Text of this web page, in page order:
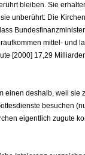
bleiben. Sie
unberührt: Die
mittel- und
[2000] 17,29
einen deshalb, weil sie
besuchen
eigentlich zugute